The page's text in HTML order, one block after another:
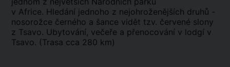
v Africe. Hledání jednoho z nejohroženějších druhů -
nosorožce černého a šance vidět tzv. červené slony
z Tsavo. Ubytování, večeře a přenocování v lodgí v
Tsavo. (Trasa cca 280 km)